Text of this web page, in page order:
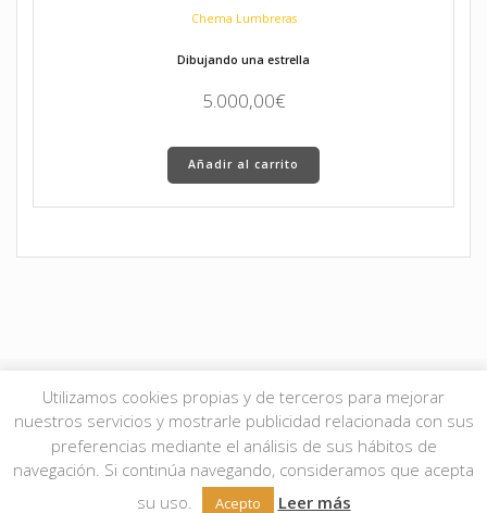
Chema Lumbreras
Dibujando una estrella
5.000,00€
Añadir al carrito
© 2026 JMgalería. Todos los derechos reservados.
Utilizamos cookies propias y de terceros para mejorar
nuestros servicios y mostrarle publicidad relacionada con sus
preferencias mediante el análisis de sus hábitos de
navegación. Si continúa navegando, consideramos que acepta
su uso.
Acepto Leer más